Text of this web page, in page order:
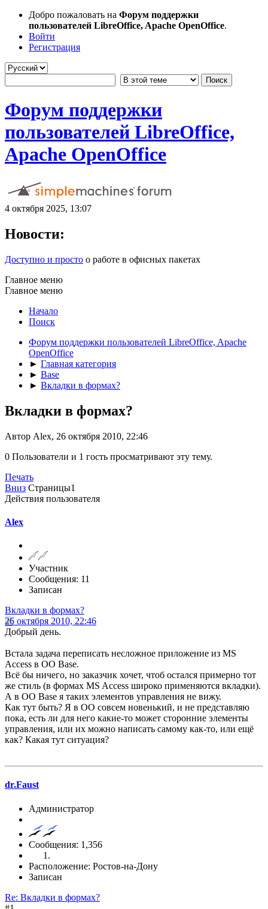
Добро пожаловать на Форум поддержки
пользователей LibreOffice, Apache OpenOffice.
Войти
Регистрация
Форум поддержки
пользователей LibreOffice,
Apache OpenOffice
4 октября 2025, 13:07
Новости:
Доступно и просто о работе в офисных пакетах
Главное меню
Главное меню
Начало
Поиск
Форум поддержки пользователей LibreOffice, Apache
OpenOffice
► Главная категория
► Base
► Вкладки в формах?
Вкладки в формах?
Автор Alex, 26 октября 2010, 22:46
0 Пользователи и 1 гость просматривают эту тему.
Печать
Вниз Страницы1
Действия пользователя
Alex
Участник
Сообщения: 11
Записан
Вкладки в формах?
26 октября 2010, 22:46
Добрый день.
Встала задача переписать несложное приложение из MS
Access в OO Base.
Всё бы ничего, но заказчик хочет, чтоб остался примерно тот
же стиль (в формах MS Access широко применяются вкладки).
А в OO Base я таких элементов управления не вижу.
Как тут быть? Я в ОО совсем новенький, и не представляю
пока, есть ли для него какие-то может сторонние элементы
управления, или их можно написать самому как-то, или ещё
как? Какая тут ситуация?
dr.Faust
Администратор
Сообщения: 1,356
Расположение: Ростов-на-Дону
Записан
Re: Вкладки в формах?